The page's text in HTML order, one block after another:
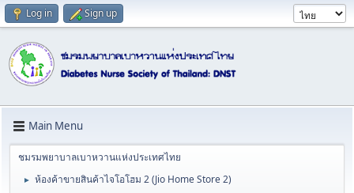
Log in Sign up
Main Menu
ชมรมพยาบาลเบาหวานแห่งประเทศไทย
► ห้องค้าขายสินค้าไจโอโฮม 2 (Jio Home Store 2)